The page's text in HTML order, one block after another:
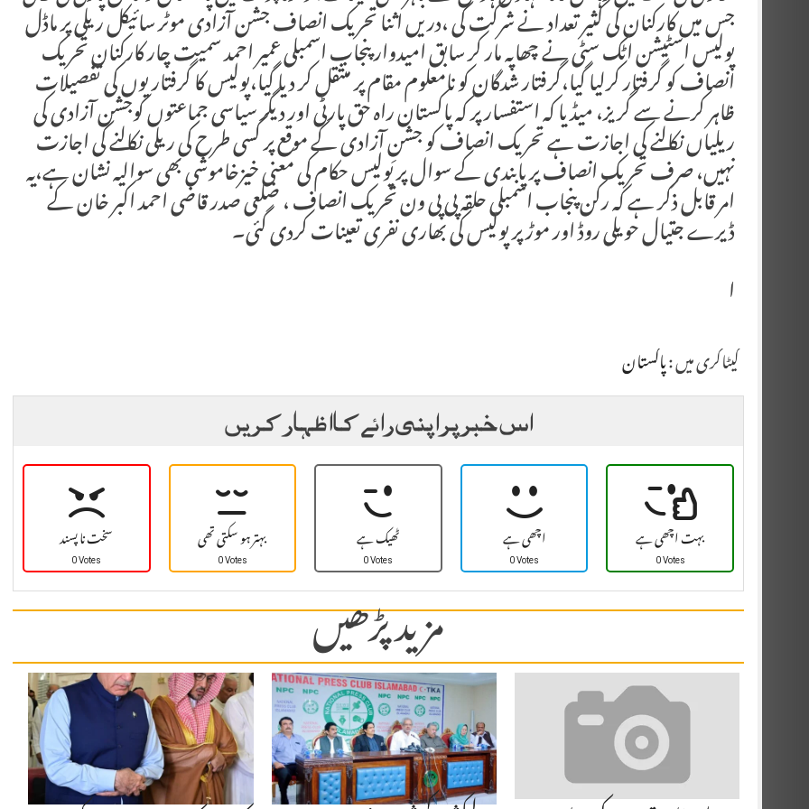
جس میں کارکنان کی کثیر تعداد نے شرکت کی ،دریں اثنا تحریک انصاف جشن آزادی موٹر سائیکل ریلی پر ماڈل
پولیس اسٹیشن اٹک سٹی نے چھاپہ مار کر سابق امیدوار پنجاب اسمبلی عمیر احمد سمیت چار کارکنان تحریک
انصاف کو گرفتار کرلیا گیا،گرفتار شدگان کو نامعلوم مقام پر منتقل کر دیا گیا،پولیس کا گرفتاریوں کی تفصیلات
ظاہر کرنے سے گریز، میڈیا کہ استفسار پر کہ پاکستان راہ حق پارٹی اور دیگر سیاسی جماعتوں کوجشن آزادی کی
ریلیاں نکالنے کی اجازت ہے تحریک انصاف کو جشنِ آزادی کے موقع پر کسی طرح کی ریلی نکالنے کی اجازت
نہیں، صرف تحریک انصاف پر پابندی کے سوال پر پولیس حکام کی معنی خیزخاموشی بھی سوالیہ نشان ہے،یہ
امر قابل ذکر ہے کہ رکن پنجاب اسمبلی حلقہ پی پی ون تحریک انصاف ، ضلعی صدر قاضی احمد اکبر خان کے
ڈیرے جتیال حویلی روڈ اور موڑ پر پولیس کی بھاری نفری تعینات کردی گئی۔
ا
کیٹاگری میں :پاکستان
اس خبر پر اپنی رائے کا اظہار کریں
سخت نا پسند
0 Votes بہتر ہو سکتی تھی
0 Votes ٹھیک ہے
0 Votes اچھی ہے
0 Votes بہت اچھی ہے
0 Votes
مزید پڑھیں